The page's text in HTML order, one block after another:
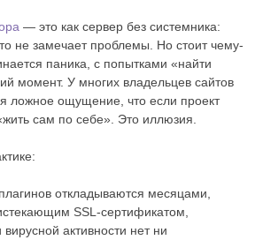
— это как сервер без системника:
не замечает проблемы. Но стоит чему-
паника, с попытками «найти
момент. У многих владельцев сайтов
ложное ощущение, что если проект
сам по себе». Это иллюзия.
откладываются месяцами,
SSL-сертификатом,
активности нет ни